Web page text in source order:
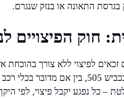
התאונה או בנזק שנגרם.
הפיצויים
לפיצוי ללא צורך בהוכחת
דרכים. החוק חל גם על תאונות בכביש
– כל נפגע יקבל פיצוי, לפי